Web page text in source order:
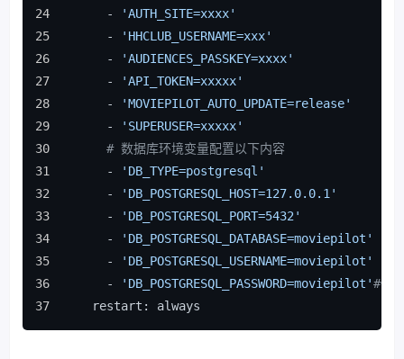
      -
'AUTH_SITE=xxxx'
      -
'HHCLUB_USERNAME=xxx'
      -
'AUDIENCES_PASSKEY=xxxx'
      -
'API_TOKEN=xxxxx'
      -
'MOVIEPILOT_AUTO_UPDATE=release'
      -
'SUPERUSER=xxxxx'
# 数据库环境变量配置以下内容
      -
'DB_TYPE=postgresql'
      -
'DB_POSTGRESQL_HOST=127.0.0.1'
      -
'DB_POSTGRESQL_PORT=5432'
      -
'DB_POSTGRESQL_DATABASE=moviepilot'
      -
'DB_POSTGRESQL_USERNAME=moviepilot'
      -
'DB_POSTGRESQL_PASSWORD=moviepilot'#修
    restart: always